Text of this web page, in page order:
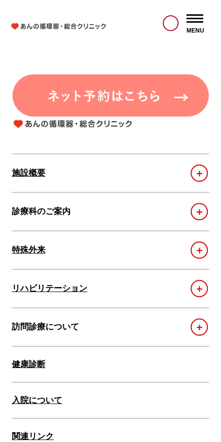
MENU
施設概要 ＋
診療科のご案内 ＋
特殊外来 ＋
リハビリテーション ＋
訪問診療について ＋
健康診断
入院について
関連リンク